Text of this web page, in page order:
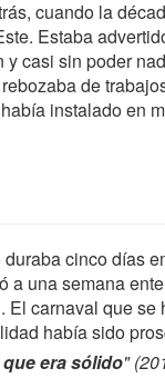
cuando la
Estaba
y casi sin poder
de
instalado en
cinco días
a una semana
El carnaval que
había sido
era sólido"